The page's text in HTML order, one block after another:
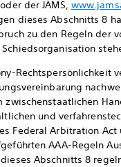
der JAMS,
dieses Abschnitts 8
zu den Regeln der
Rechtspersönlichkeit
zwischenstaatlichen
und
Federal Arbitration Act
AAA-Regeln
Abschnitts 8